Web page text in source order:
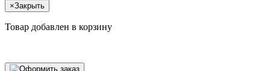
×Закрыть
Товар добавлен в корзину